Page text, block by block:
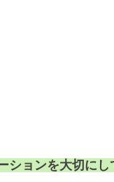
ションを大切にし